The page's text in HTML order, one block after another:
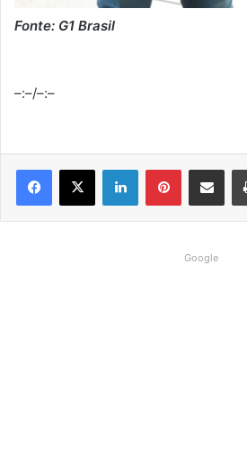
Fonte: G1 Brasil
–:–/–:–
Google